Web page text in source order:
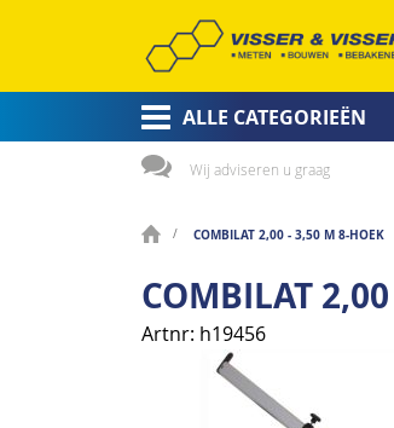
ALLE CATEGORIEËN
Wij adviseren u graag
COMBILAT 2,00 - 3,50 M 8-HOEK
COMBILAT
Artnr h19456